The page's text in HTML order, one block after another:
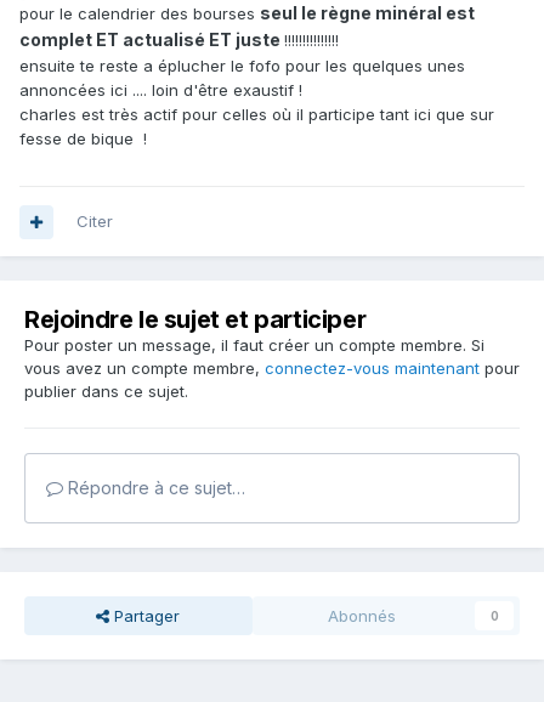
pour le calendrier des bourses seul le règne minéral est
complet ET actualisé ET juste !!!!!!!!!!!!!!!
ensuite te reste a éplucher le fofo pour les quelques unes
annoncées ici .... loin d'être exaustif !
charles est très actif pour celles où il participe tant ici que sur
fesse de bique !
Citer
Rejoindre le sujet et participer
Pour poster un message, il faut créer un compte membre. Si
vous avez un compte membre, connectez-vous maintenant pour
publier dans ce sujet.
Répondre à ce sujet…
Partager Abonnés 0